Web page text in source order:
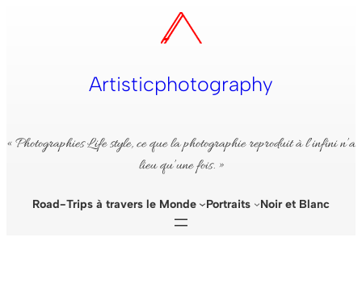
Artisticphotography
« Photographies Life style, ce que la photographie reproduit à l’infini n’a
lieu qu’une fois. »
Road-Trips à travers le Monde Portraits Noir et Blanc